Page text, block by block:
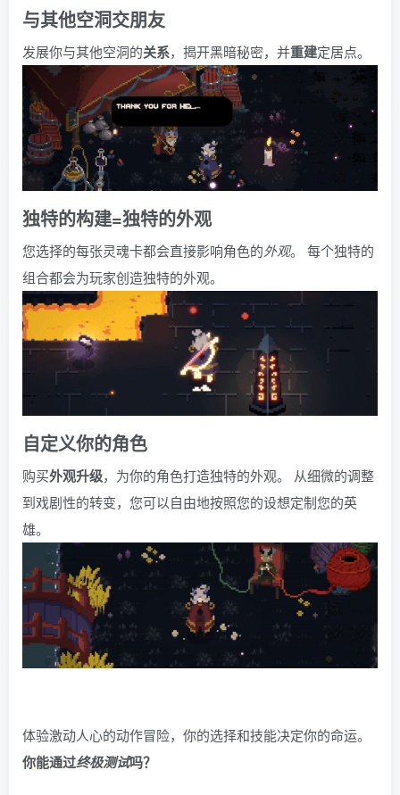
与其他空洞交朋友
发展你与其他空洞的关系，揭开黑暗秘密，并重建定居点。
独特的构建=独特的外观
您选择的每张灵魂卡都会直接影响角色的外观。 每个独特的
组合都会为玩家创造独特的外观。
自定义你的角色
购买外观升级，为你的角色打造独特的外观。 从细微的调整
到戏剧性的转变，您可以自由地按照您的设想定制您的英
雄。
体验激动人心的动作冒险，你的选择和技能决定你的命运。
你能通过终极测试吗？